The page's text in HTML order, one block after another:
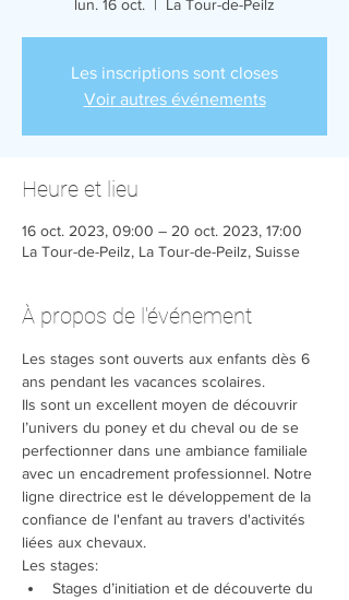
lun. 16 oct.
  |
La Tour-de-Peilz
Les inscriptions sont closes
Voir autres événements
Heure et lieu
16 oct. 2023, 09:00 – 20 oct. 2023, 17:00
La Tour-de-Peilz, La Tour-de-Peilz, Suisse
À propos de l'événement
Les stages sont ouverts aux enfants dès 6
ans pendant les vacances scolaires.
Ils sont un excellent moyen de découvrir
l’univers du poney et du cheval ou de se
perfectionner dans une ambiance familiale
avec un encadrement professionnel. Notre
ligne directrice est le développement de la
confiance de l'enfant au travers d'activités
liées aux chevaux.
Les stages:
Stages d’initiation et de découverte du